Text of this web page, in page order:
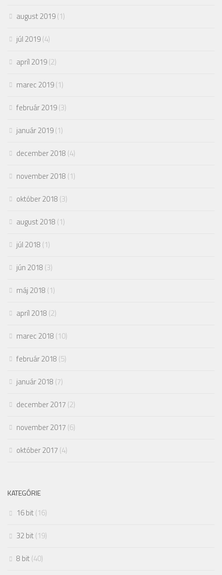
august 2019(1)
júl 2019(4)
apríl 2019(2)
marec 2019(1)
február 2019(3)
január 2019(1)
december 2018 (4)
november 2018 (1)
október 2018 (3)
august 2018 (1)
júl 2018 (1)
jún 2018 (3)
máj 2018 (1)
apríl 2018 (2)
marec 2018 (10)
február 2018 (5)
január 2018 (7)
december 2017 (2)
november 2017 (6)
október 2017 (4)
KATEGÓRIE
16 bit(16)
32 bit(19)
8 bit(40)